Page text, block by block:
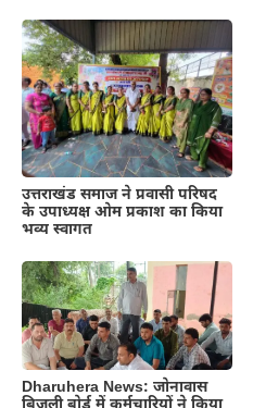
उत्तराखंड समाज ने प्रवासी परिषद
के उपाध्यक्ष ओम प्रकाश का किया
भव्य स्वागत
Dharuhera News: जोनावास